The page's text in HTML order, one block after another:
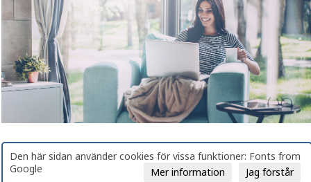
Den här sidan använder cookies för vissa funktioner: Fonts from
Google
Jag förstår
Mer information